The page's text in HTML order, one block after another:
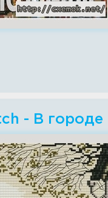
- В городе